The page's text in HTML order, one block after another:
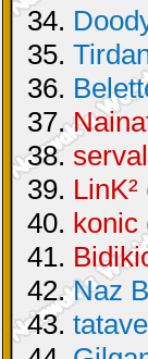
34.
35.
36.
37.
38.serval
39. LinK²
40. konic
41.
42.Naz
43. tatave